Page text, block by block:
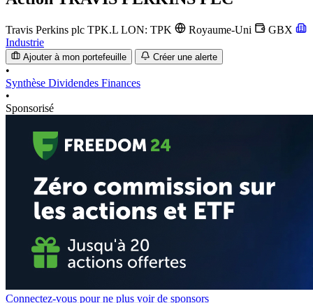
Travis Perkins plc TPK.L LON: TPK Royaume-Uni
GBX
Industrie
Ajouter à mon portefeuille Créer une alerte
•
Synthèse Dividendes Finances
•
Sponsorisé
Connectez-vous pour ne plus voir de sponsors